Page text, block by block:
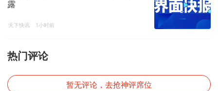
露
天下快讯 1小时前
热门评论
暂无评论，去抢神评席位